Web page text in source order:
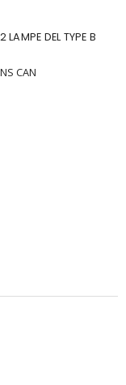
DEL TYPE B
CAN